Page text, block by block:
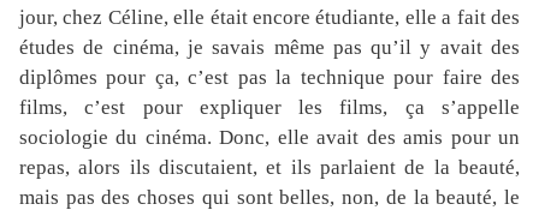
jour, chez Céline, elle était encore étudiante, elle a fait des
études de cinéma, je savais même pas qu’il y avait des
diplômes pour ça, c’est pas la technique pour faire des
films, c’est pour expliquer les films, ça s’appelle
sociologie du cinéma. Donc, elle avait des amis pour un
repas, alors ils discutaient, et ils parlaient de la beauté,
mais pas des choses qui sont belles, non, de la beauté, le